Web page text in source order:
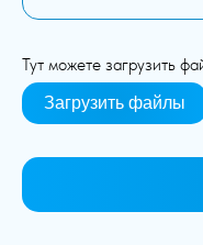
Тут можете загрузить
Загрузить файлы